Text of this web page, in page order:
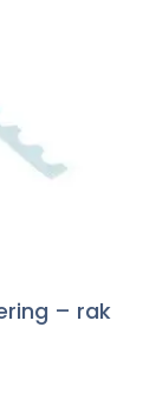
– rak